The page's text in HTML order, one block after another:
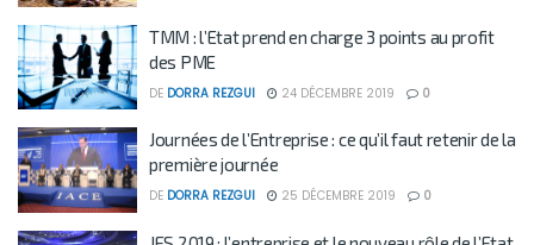
TMM : l’Etat prend en charge 3 points au profit
des PME
DE DORRA REZGUI 24 DÉCEMBRE 2019 0
Journées de l’Entreprise : ce qu’il faut retenir de la
première journée
DE DORRA REZGUI 25 DÉCEMBRE 2019 0